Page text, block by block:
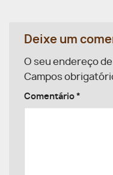
Deixe um
O seu endereço
Campos
Comentário *